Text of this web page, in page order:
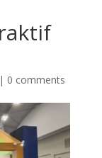
| 0 comments